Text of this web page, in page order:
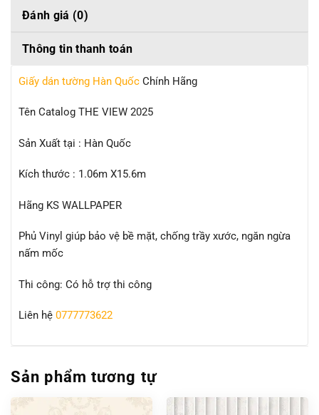
Đánh giá (0)
Thông tin thanh toán
Giấy dán tường Hàn Quốc Chính Hãng
Tên Catalog THE VIEW 2025
Sản Xuất tại : Hàn Quốc
Kích thước : 1.06m X15.6m
Hãng KS WALLPAPER
Phủ Vinyl giúp bảo vệ bề mặt, chống trầy xước, ngăn ngừa
nấm mốc
Thi công: Có hỗ trợ thi công
Liên hệ 0777773622
Sản phẩm tương tự